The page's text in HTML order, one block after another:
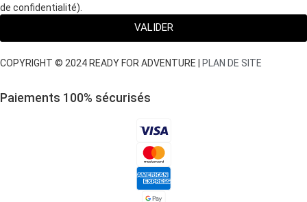
de confidentialité).
VALIDER
COPYRIGHT © 2024 READY FOR ADVENTURE | PLAN DE SITE
Paiements 100% sécurisés